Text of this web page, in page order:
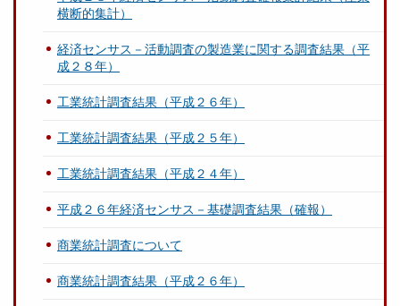
横断的集計）
経済センサス－活動調査の製造業に関する調査結果（平
成２８年）
工業統計調査結果（平成２６年）
工業統計調査結果（平成２５年）
工業統計調査結果（平成２４年）
平成２６年経済センサス－基礎調査結果（確報）
商業統計調査について
商業統計調査結果（平成２６年）